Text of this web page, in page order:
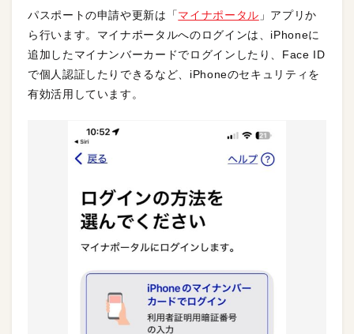
パスポートの申請や更新は「マイナポータル 」アプリか
ら行います。マイナポータルへのログインは、iPhoneに
追加したマイナンバーカードでログインしたり、Face ID
で個人認証したりできるなど、iPhoneのセキュリティを
有効活用しています。